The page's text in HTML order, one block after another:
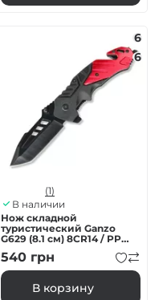
6
6
(1)
В наличии
Нож складной
туристический Ganzo
G629 (8.1 см) 8CR14 / PP
алюминий красный
540 грн
В корзину